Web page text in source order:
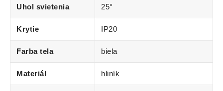
Uhol svietenia 25°
Krytie IP20
Farba tela biela
Materiál hliník